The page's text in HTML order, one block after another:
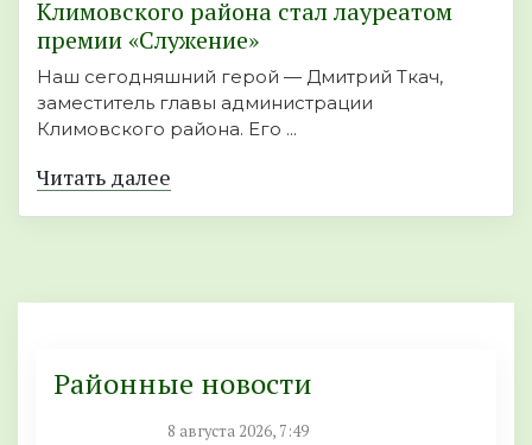
Климовского района стал лауреатом
премии «Служение»
Наш сегодняшний герой — Дмитрий Ткач,
заместитель главы администрации
Климовского района. Его ...
Читать далее
Районные новости
8 августа 2026, 7:49